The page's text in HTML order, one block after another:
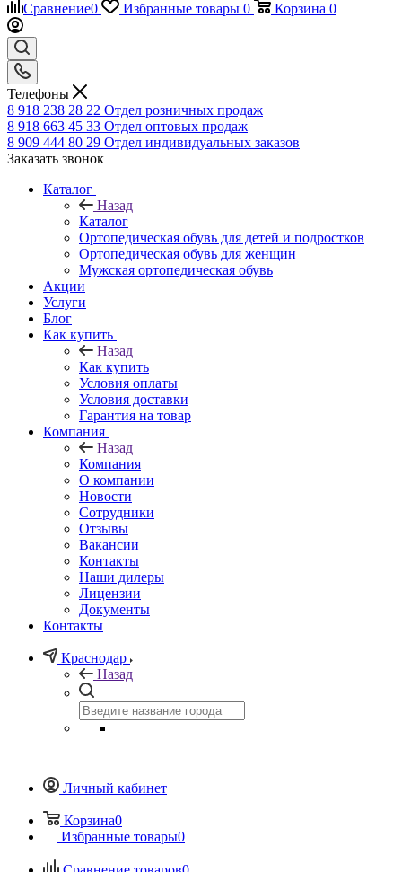
Сравнение0 Избранные товары 0 Корзина 0
Телефоны
8 918 238 28 22 Отдел розничных продаж
8 918 663 45 33 Отдел оптовых продаж
8 909 444 80 29 Отдел индивидуальных заказов
Заказать звонок
Каталог
Назад
Каталог
Ортопедическая обувь для детей и подростков
Ортопедическая обувь для женщин
Мужская ортопедическая обувь
Акции
Услуги
Блог
Как купить
Назад
Как купить
Условия оплаты
Условия доставки
Гарантия на товар
Компания
Назад
Компания
О компании
Новости
Сотрудники
Отзывы
Вакансии
Контакты
Наши дилеры
Лицензии
Документы
Контакты
Краснодар
Назад
Личный кабинет
Корзина0
Избранные товары0